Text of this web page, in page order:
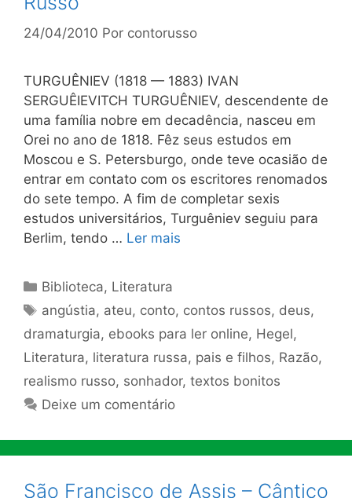
24/04/2010 Por contorusso
TURGUÊNIEV (1818 — 1883) IVAN
SERGUÊIEVITCH TURGUÊNIEV, descendente de
uma família nobre em decadência, nasceu em
Orei no ano de 1818. Fêz seus estudos em
Moscou e S. Petersburgo, onde teve ocasião de
entrar em contato com os escritores renomados
do sete tempo. A fim de completar sexis
estudos universitários, Turguêniev seguiu para
Berlim, tendo … Ler mais
Categorias
Biblioteca, Literatura
Tags
angústia, ateu, conto, contos russos, deus,
dramaturgia, ebooks para ler online, Hegel,
Literatura, literatura russa, pais e filhos, Razão,
realismo russo, sonhador, textos bonitos
Deixe um comentário
São Francisco de Assis – Cântico